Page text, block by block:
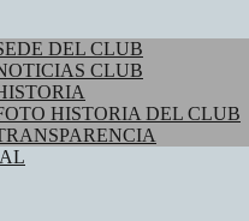
DEL CLUB
CLUB
HISTORIA DEL CLUB